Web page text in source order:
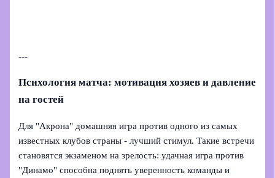
---
Психология матча: мотивация хозяев и давление
на гостей
Для "Акрона" домашняя игра против одного из самых
известных клубов страны - лучший стимул. Такие встречи
становятся экзаменом на зрелость: удачная игра против
"Динамо" способна поднять уверенность команды и